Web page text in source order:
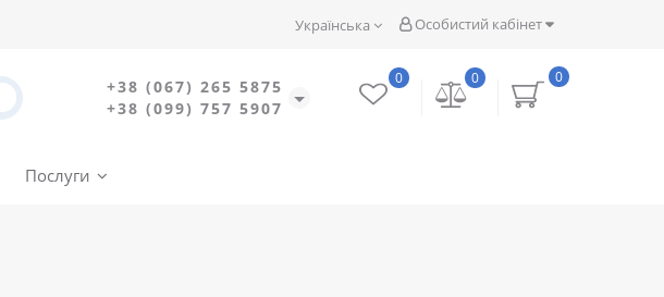
Особистий кабінет
Українська
+38 (067) 265 5875
+38 (099) 757 5907
0
0
0
Послуги